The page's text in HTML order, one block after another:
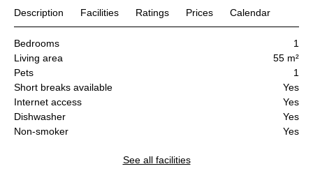
Description Facilities Ratings Prices Calendar
Bedrooms
1
Living area
55 m²
Pets
1
Short breaks available
Yes
Internet access
Yes
Dishwasher
Yes
Non-smoker
Yes
See all facilities